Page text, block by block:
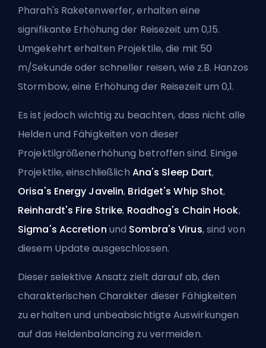
Pharah's Raketenwerfer, erhalten eine
signifikante Erhöhung der Reisezeit um 0,15.
Umgekehrt erhalten Projektile, die mit 50
m/Sekunde oder schneller reisen, wie z.B. Hanzos
Stormbow, eine Erhöhung der Reisezeit um 0,1.
Es ist jedoch wichtig zu beachten, dass nicht alle
Helden und Fähigkeiten von dieser
Projektilgrößenerhöhung betroffen sind. Einige
Projektile, einschließlich Ana's Sleep Dart,
Orisa's Energy Javelin, Bridget's Whip Shot,
Reinhardt's Fire Strike, Roadhog's Chain Hook,
Sigma's Accretion und Sombra's Virus, sind von
diesem Update ausgeschlossen.
Dieser selektive Ansatz zielt darauf ab, den
charakterischen Charakter dieser Fähigkeiten
zu erhalten und unbeabsichtigte Auswirkungen
auf das Heldenbalancing zu vermeiden.